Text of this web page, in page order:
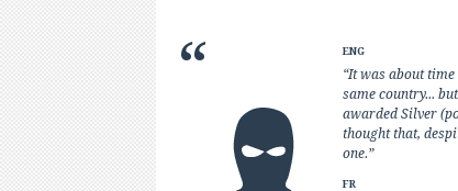
ENG
“It was about
same country...
awarded Silver
thought that,
one.”
FR